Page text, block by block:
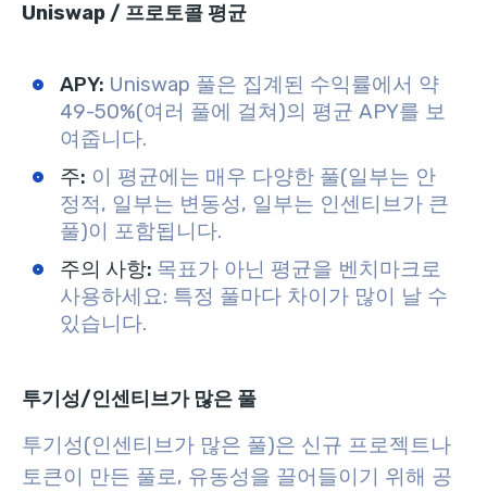
Uniswap / 프로토콜 평균
APY: Uniswap 풀은 집계된 수익률에서 약
49-50%(여러 풀에 걸쳐)의 평균 APY를 보
여줍니다.
주: 이 평균에는 매우 다양한 풀(일부는 안
정적, 일부는 변동성, 일부는 인센티브가 큰
풀)이 포함됩니다.
주의 사항: 목표가 아닌 평균을 벤치마크로
사용하세요: 특정 풀마다 차이가 많이 날 수
있습니다.
투기성/인센티브가 많은 풀
투기성(인센티브가 많은 풀)은 신규 프로젝트나
토큰이 만든 풀로, 유동성을 끌어들이기 위해 공